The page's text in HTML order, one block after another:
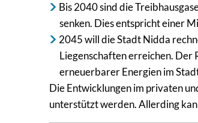
Bis 2040 sind die
senken. Dies entspricht einer
2045 will die Stadt Nidda
Liegenschaften erreichen. Der
erneuerbarer Energien im
Die Entwicklungen im privaten
unterstützt werden. Allerding